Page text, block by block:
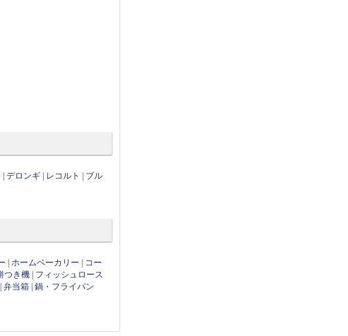
|デロンギ レコルト
ブル
|ホームベーカリー
コー
つき機
フィッシュロース
|弁当箱 |鍋・フライパン